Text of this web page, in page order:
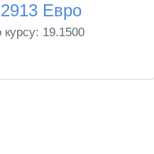
Евро
курсу: 19.1500